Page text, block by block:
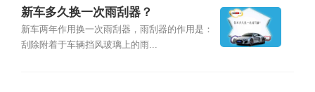
新车多久换一次雨刮器？
新车两年作用换一次雨刮器，雨刮器的作用是：
刮除附着于车辆挡风玻璃上的雨...